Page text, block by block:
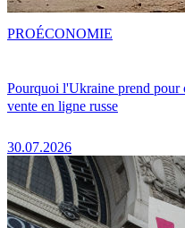
Pourquoi l'Ukraine prend pour
vente en ligne russe
30.07.2026
PROÉCONOMIE